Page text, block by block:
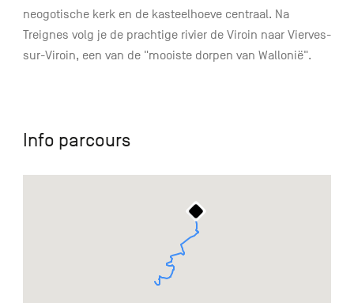
neogotische kerk en de kasteelhoeve centraal. Na
Treignes volg je de prachtige rivier de Viroin naar Vierves-
sur-Viroin, een van de "mooiste dorpen van Wallonië".
Info parcours